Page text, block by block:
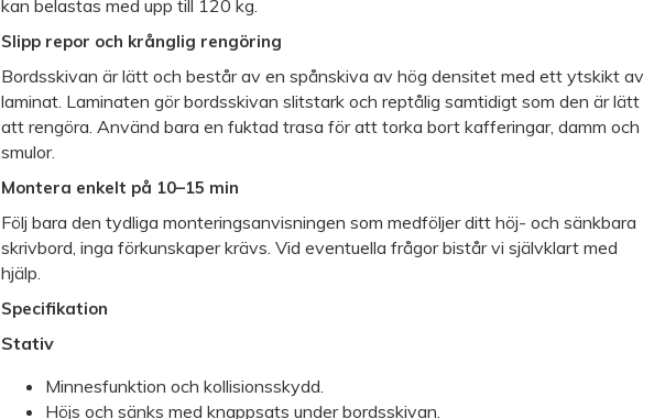
kan belastas med upp till 120 kg.
Slipp repor och krånglig rengöring
Bordsskivan är lätt och består av en spånskiva av hög densitet med ett ytskikt av
laminat. Laminaten gör bordsskivan slitstark och reptålig samtidigt som den är lätt
att rengöra. Använd bara en fuktad trasa för att torka bort kafferingar, damm och
smulor.
Montera enkelt på 10–15 min
Följ bara den tydliga monteringsanvisningen som medföljer ditt höj- och sänkbara
skrivbord, inga förkunskaper krävs. Vid eventuella frågor bistår vi självklart med
hjälp.
Specifikation
Stativ
Minnesfunktion och kollisionsskydd.
Höjs och sänks med knappsats under bordsskivan.